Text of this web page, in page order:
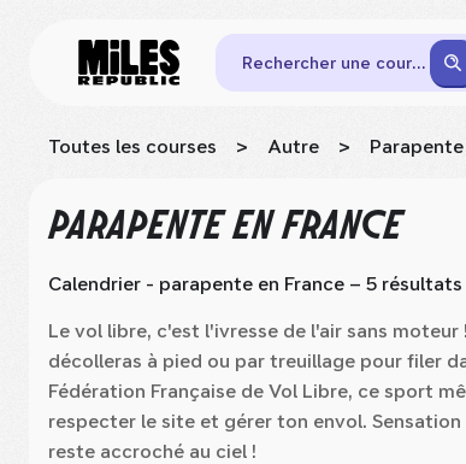
Rechercher une course
Toutes les courses > Autre > Parapente
PARAPENTEEN FRANCE
Calendrier - parapente en France – 5 résultats
Le vol libre, c'est l'ivresse de l'air sans
décolleras à pied ou par treuillage pour filer
Fédération Française de Vol Libre, ce sport
respecter le site et gérer ton envol.
reste accroché au ciel !